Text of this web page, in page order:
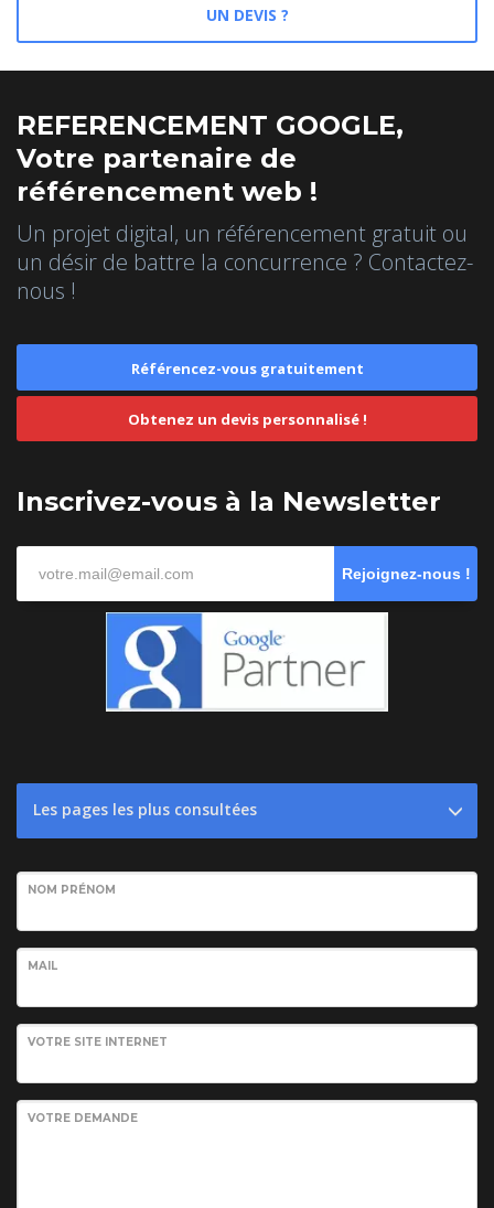
UN DEVIS ?
REFERENCEMENT GOOGLE,
Votre partenaire de
référencement web !
Un projet digital, un référencement gratuit ou
un désir de battre la concurrence ? Contactez-
nous !
Référencez-vous gratuitement
Obtenez un devis personnalisé !
Inscrivez-vous à la Newsletter
Rejoignez-nous !
Les pages les plus consultées
NOM PRÉNOM
MAIL
VOTRE SITE INTERNET
VOTRE DEMANDE